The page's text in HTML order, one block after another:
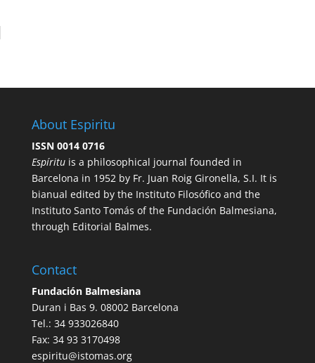
About Espiritu
ISSN 0014 0716
Espírituis a philosophical journal founded in
Barcelona in 1952 by Fr. Juan Roig Gironella, S.I. It is
bianual edited by the Instituto Filosófico and the
Instituto Santo Tomás of the Fundación Balmesiana,
through Editorial Balmes.
Contact
Fundación Balmesiana
Duran i Bas 9. 08002 Barcelona
Tel.: 34 933026840
Fax: 34 93 3170498
espiritu@istomas.org